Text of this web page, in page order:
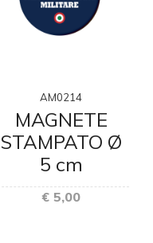
AM0214
MAGNETE
STAMPATO Ø
5 cm
€ 5,00